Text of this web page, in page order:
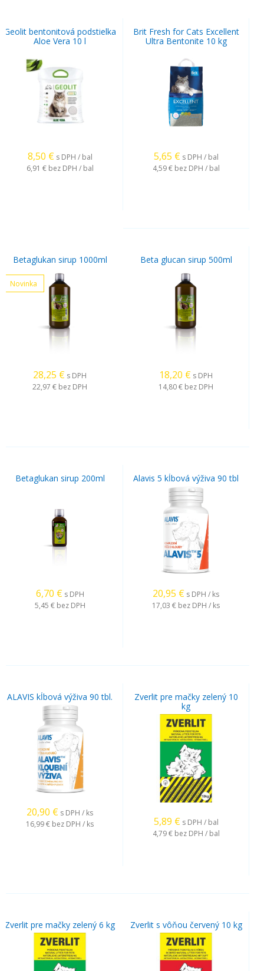
Geolit bentonitová podstielka
Aloe Vera 10 l
8,50 € s DPH / bal
6,91 € bez DPH / bal
Brit Fresh for Cats Excellent
Ultra Bentonite 10 kg
5,65 € s DPH / bal
4,59 € bez DPH / bal
Betaglukan sirup 1000ml
Novinka
28,25 € s DPH
22,97 € bez DPH
Beta glucan sirup 500ml
18,20 € s DPH
14,80 € bez DPH
Betaglukan sirup 200ml
6,70 € s DPH
5,45 € bez DPH
Alavis 5 kĺbová výživa 90 tbl
20,95 € s DPH / ks
17,03 € bez DPH / ks
ALAVIS kĺbová výživa 90 tbl.
20,90 € s DPH / ks
16,99 € bez DPH / ks
Zverlit pre mačky zelený 10
kg
5,89 € s DPH / bal
4,79 € bez DPH / bal
Zverlit pre mačky zelený 6 kg Zverlit s vôňou červený 10 kg